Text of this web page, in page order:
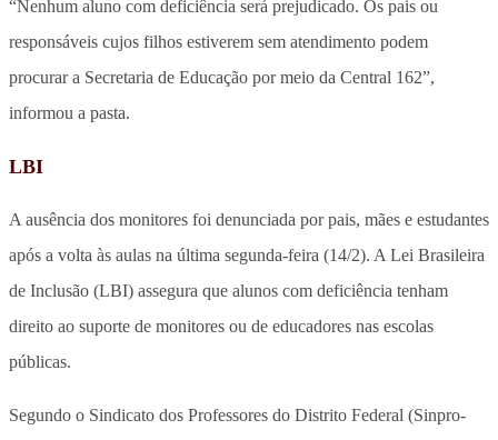
“Nenhum aluno com deficiência será prejudicado. Os pais ou
responsáveis cujos filhos estiverem sem atendimento podem
procurar a Secretaria de Educação por meio da Central 162”,
informou a pasta.
LBI
A ausência dos monitores foi denunciada por pais, mães e estudantes
após a volta às aulas na última segunda-feira (14/2). A Lei Brasileira
de Inclusão (LBI) assegura que alunos com deficiência tenham
direito ao suporte de monitores ou de educadores nas escolas
públicas.
Segundo o Sindicato dos Professores do Distrito Federal (Sinpro-